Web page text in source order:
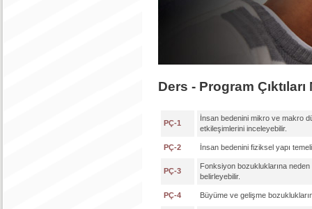
Ders - Program
PÇ-1
İnsan bedenini mikro ve makro
etkileşimlerini inceleyebilir.
PÇ-2 İnsan bedenini fiziksel yapı
PÇ-3
Fonksiyon bozukluklarına
belirleyebilir.
PÇ-4 Büyüme ve gelişme